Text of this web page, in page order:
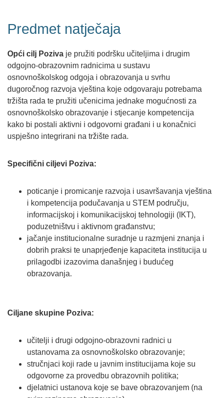
Predmet natječaja
Opći cilj Poziva je pružiti podršku učiteljima i drugim
odgojno-obrazovnim radnicima u sustavu
osnovnoškolskog odgoja i obrazovanja u svrhu
dugoročnog razvoja vještina koje odgovaraju potrebama
tržišta rada te pružiti učenicima jednake mogućnosti za
osnovnoškolsko obrazovanje i stjecanje kompetencija
kako bi postali aktivni i odgovorni građani i u konačnici
uspješno integrirani na tržište rada.
Specifični ciljevi Poziva:
poticanje i promicanje razvoja i usavršavanja vještina
i kompetencija podučavanja u STEM području,
informacijskoj i komunikacijskoj tehnologiji (IKT),
poduzetništvu i aktivnom građanstvu;
jačanje institucionalne suradnje u razmjeni znanja i
dobrih praksi te unaprjeđenje kapaciteta institucija u
prilagodbi izazovima današnjeg i budućeg
obrazovanja.
Ciljane skupine Poziva:
učitelji i drugi odgojno-obrazovni radnici u
ustanovama za osnovnoškolsko obrazovanje;
stručnjaci koji rade u javnim institucijama koje su
odgovorne za provedbu obrazovnih politika;
djelatnici ustanova koje se bave obrazovanjem (na